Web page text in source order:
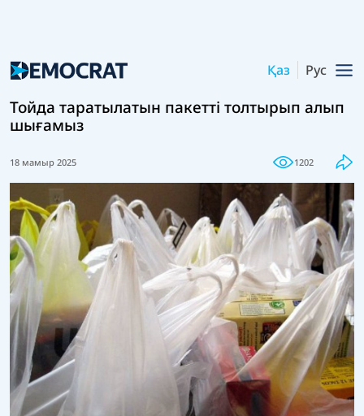
Қаз Рус
Тойда таратылатын пакетті толтырып алып
шығамыз
18 мамыр 2025 1202